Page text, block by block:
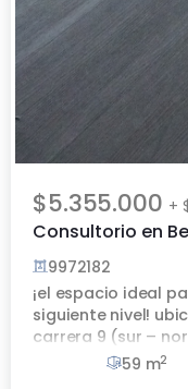
$5.355.000 +
Consultorio en
9972182
¡el espacio ideal
siguiente nivel!
carrera 9 (sur –
combina
59 m2